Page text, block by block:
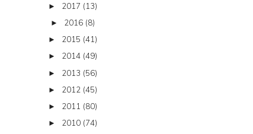
► 2017 (13)
► 2016 (8)
► 2015 (41)
► 2014 (49)
► 2013 (56)
► 2012 (45)
► 2011 (80)
► 2010 (74)